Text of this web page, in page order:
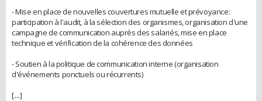
- Mise en place de nouvelles couvertures mutuelle et prévoyance:
participation à l'audit, à la sélection des organismes, organisation d'une
campagne de communication auprès des salariés, mise en place
technique et vérification de la cohérence des données
- Soutien à la politique de communication interne (organisation
d'événements ponctuels ou récurrents)
[....]